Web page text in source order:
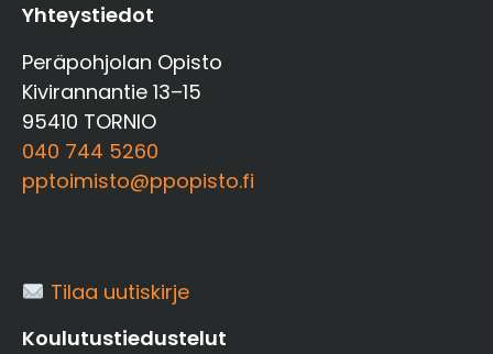
Yhteystiedot
Peräpohjolan Opisto
Kivirannantie 13–15
95410 TORNIO
040 744 5260
pptoimisto@ppopisto.fi
Tilaa uutiskirje
Koulutustiedustelut